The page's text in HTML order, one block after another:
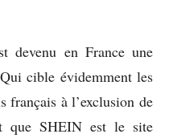
devenu en France une
cible évidemment les
français à l’exclusion de
que SHEIN est le site